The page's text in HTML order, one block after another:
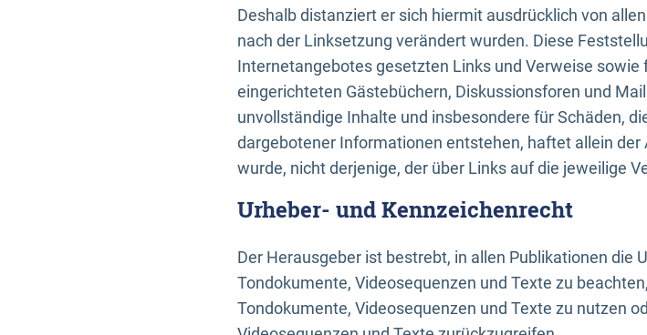
Deshalb distanziert er sich hiermit ausdrücklich von
nach der Linksetzung verändert wurden. Diese
Internetangebotes gesetzten Links und Verweise
eingerichteten Gästebüchern, Diskussionsforen und
unvollständige Inhalte und insbesondere für Schäden,
dargebotener Informationen entstehen, haftet allein
wurde, nicht derjenige, der über Links auf die jeweilige
Urheber- und Kennzeichenrecht
Der Herausgeber ist bestrebt, in allen Publikationen die
Tondokumente, Videosequenzen und Texte zu
Tondokumente, Videosequenzen und Texte zu nutzen